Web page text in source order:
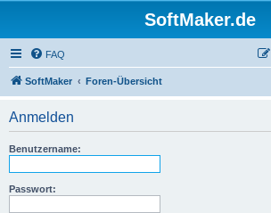
SoftMaker.de
FAQ
SoftMaker Foren-Übersicht
Anmelden
Benutzername:
Passwort: